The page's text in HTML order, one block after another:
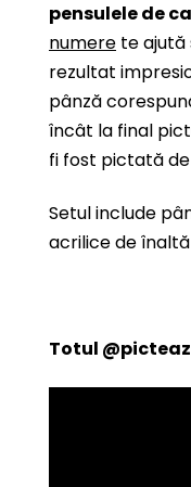
pensulele de
numere te ajută
rezultat
pânză
încât la final
fi fost pictată
Setul include
acrilice de
Totul